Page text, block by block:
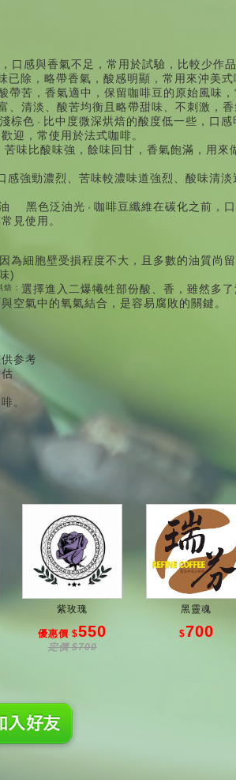
口感與香氣不足，常用於試驗，比較少作品
已除，略帶香氣，酸感明顯，常用來沖美式
帶苦，香氣適中，保留咖啡豆的原始風味
、清淡、酸苦均衡且略帶甜味、不刺激，香
淺棕色 ，
比中度微深烘焙的酸度低一些，口
迎，常使用於法式咖啡。
苦味比酸味強，餘味回甘，香氣飽滿，用來
感強勁濃烈、苦味較濃味道強烈、酸味清
黑色泛油光 ， 咖啡豆纖維在碳化之前，
常見使用。
為細胞壁受損程度不大，且多數的油質尚
)
焙： 選擇進入二爆犧牲部份酸、香，雖然多
空氣中的氧氣結合，是容易腐敗的關鍵。
参考
估
。
紫玫瑰
優惠價 $550
定價 $700
黑靈魂
$700